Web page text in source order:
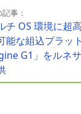
事：
チ OS 環境に超
能な組込プラッ
G1」をルネ